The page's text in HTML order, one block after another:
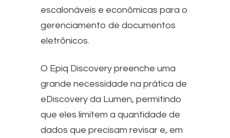
escalonáveis e econômicas para o
gerenciamento de documentos
eletrônicos.
O Epiq Discovery preenche uma
grande necessidade na prática de
eDiscovery da Lumen, permitindo
que eles limitem a quantidade de
dados que precisam revisar e, em